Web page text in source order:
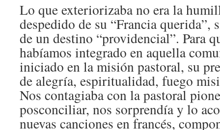
Lo que exteriorizaba no era la
despedido de su “Francia querida”,
de un destino “providencial”. Para
habíamos integrado en aquella
iniciado en la misión pastoral, su
de alegría, espiritualidad, fuego
Nos contagiaba con la pastoral
posconciliar, nos sorprendía y lo
nuevas canciones en francés,